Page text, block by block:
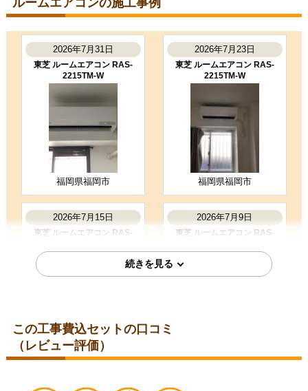
段取りも良く、エアコン取付後のチ
ても良かったです。ありがとうござ
いました。
（ご本人様より）
工事満足度 ★★★★★ 受注満足度 ★★★☆☆
商品選定がしやすかった
工事に安心感を感じた
お客様の声をもっと見る
2026年7月31日
東芝 ルームエアコン RAS-
2215TM-W
福岡県福岡市
2026年7月23日
東芝 ルームエアコン RAS-
2215TM-W
福岡県福岡市
2026年7月15日
東芝 ルームエアコン RAS-
福岡県福岡市
2026年7月9日
東芝 ルームエアコン RAS-
この工事費込セットの口コミ
（レビュー評価）